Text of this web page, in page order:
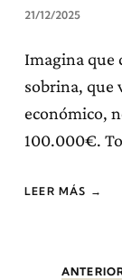
21/12/2025
Imagina que
sobrina, que
económico,
100.000€.
LEER MÁS →